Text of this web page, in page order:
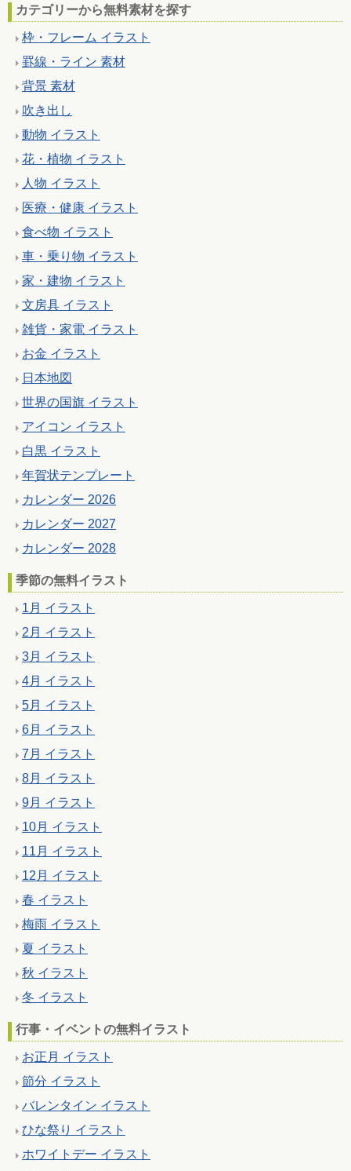
カテゴリーから無料素材を探す
枠・フレーム イラスト
罫線・ライン 素材
背景 素材
吹き出し
動物 イラスト
花・植物 イラスト
人物 イラスト
医療・健康 イラスト
食べ物 イラスト
車・乗り物 イラスト
家・建物 イラスト
文房具 イラスト
雑貨・家電 イラスト
お金 イラスト
日本地図
世界の国旗 イラスト
アイコン イラスト
白黒 イラスト
年賀状テンプレート
カレンダー 2026
カレンダー 2027
カレンダー 2028
季節の無料イラスト
1月 イラスト
2月 イラスト
3月 イラスト
4月 イラスト
5月 イラスト
6月 イラスト
7月 イラスト
8月 イラスト
9月 イラスト
10月 イラスト
11月 イラスト
12月 イラスト
春 イラスト
梅雨 イラスト
夏 イラスト
秋 イラスト
冬 イラスト
行事・イベントの無料イラスト
お正月 イラスト
節分 イラスト
バレンタイン イラスト
ひな祭り イラスト
ホワイトデー イラスト